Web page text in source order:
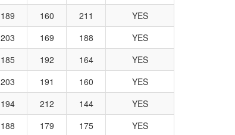
189 160 211
YES
203 169 188
YES
185 192 164
YES
203 191 160
YES
194 212 144
YES
188 179 175
YES